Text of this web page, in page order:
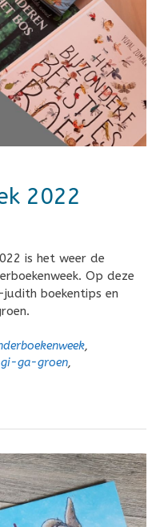
2022
is het weer de
Op deze
boekentips en
,
gi-ga-groen,